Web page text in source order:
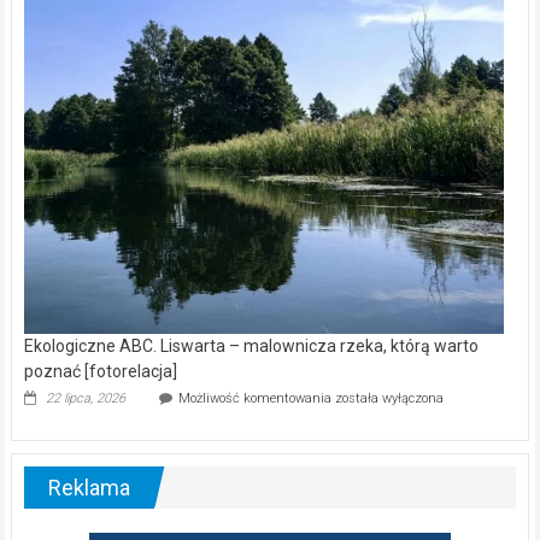
wśród
Ekologiczne ABC. Liswarta – malownicza rzeka, którą warto
poznać [fotorelacja]
22 lipca, 2026 Możliwość komentowania Ekologiczne
–
warto
została wyłączona
Reklama